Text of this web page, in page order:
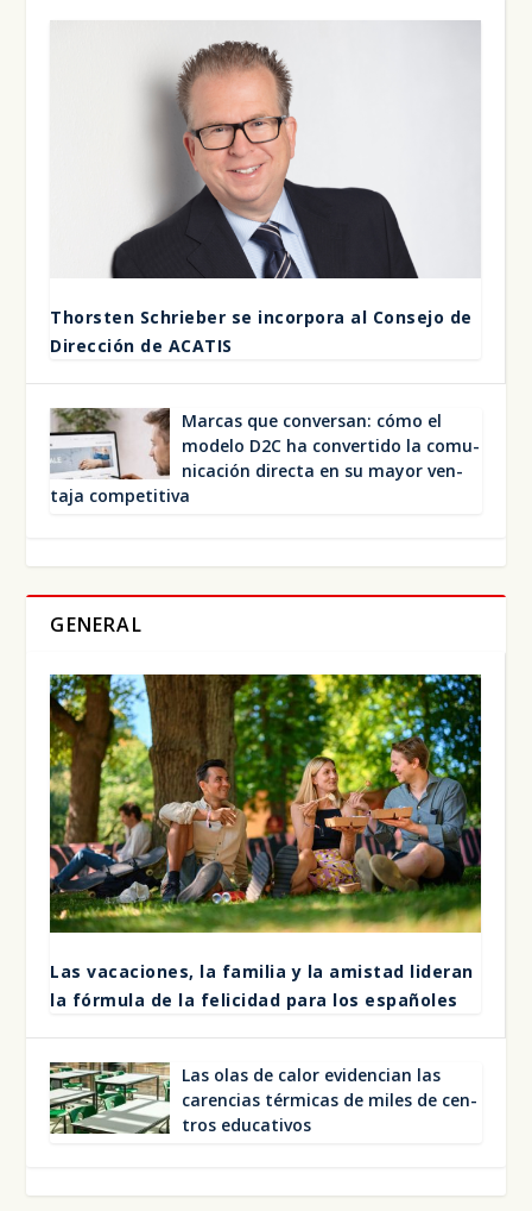
Thors­ten Schrie­ber se incor­po­ra al Con­se­jo de
Direc­ción de ACA­TIS
Mar­cas que con­ver­san: cómo el
mode­lo D2C ha con­ver­ti­do la comu­
ni­ca­ción direc­ta en su mayor ven­
ta­ja com­pe­ti­ti­va
GENERAL
Las vaca­cio­nes, la fami­lia y la amis­tad lide­ran
la fór­mu­la de la feli­ci­dad para los espa­ño­les
Las olas de calor evi­den­cian las
caren­cias tér­mi­cas de miles de cen­
tros edu­ca­ti­vos